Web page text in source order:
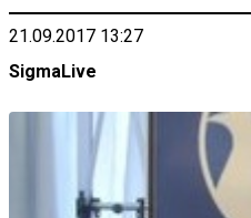
21.09.2017 13:27
SigmaLive